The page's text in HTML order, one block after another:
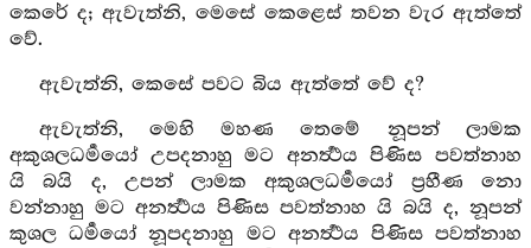
කෙරේ ද; ඇවැත්නි, මෙසේ කෙළෙස් තවන වැර ඇත්තේ
වේ.
ඇවැත්නි, කෙසේ පවට බිය ඇත්තේ වේ ද?
ඇවැත්නි, මෙහි මහණ තෙමේ නූපන් ලාමක
අකුශලධර්‍මයෝ උපදනාහු මට අනර්‍ත්‍ථය පිණිස පවත්නාහ
යි බයි ද, උපන් ලාමක අකුශලධර්‍මයෝ ප්‍රහීණ නො
වන්නාහු මට අනර්‍ත්‍ථය පිණිස පවත්නාහ යි බයි ද, නූපන්
කුශල ධර්‍මයෝ නූපදනාහු මට අනර්‍ත්‍ථය පිණිස පවත්නාහ